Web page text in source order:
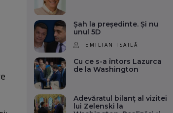
Șah la președinte. Și nu
unul 5D
EMILIAN ISAILĂ
Cu ce s-a întors Lazurca
de la Washington
Adevăratul bilanț al vizitei
lui Zelenski la